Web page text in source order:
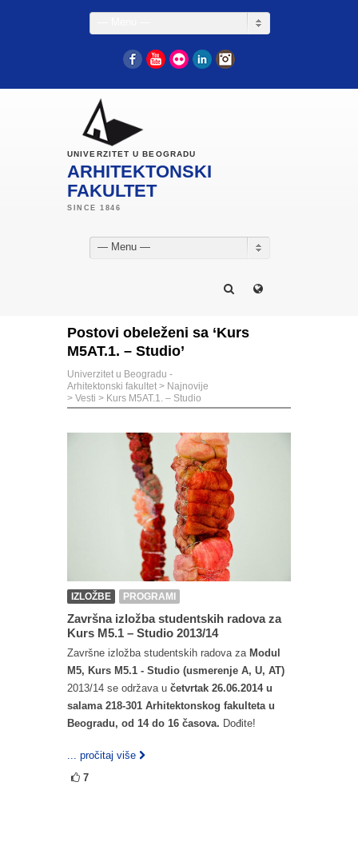
FacebookYouTube
Flickr LinkedIn
UNIVERZITET U BEOGRADU
ARHITEKTONSKI
FAKULTET
— Menu —
Postovi obeleženi sa ‘Kurs
M5AT.1. – Studio’
Univerzitet u Beogradu -
Arhitektonski fakultet > Najnovije
> Vesti > Kurs M5AT.1. – Studio
IZLOŽBE PROGRAMI
Završna izložba studentskih radova za
Kurs M5.1 – Studio 2013/14
Završne izložba studentskih radova za Modul
M5, Kurs M5.1 - Studio (usmerenje A, U, AT)
2013/14 se održava u četvrtak 26.06.2014 u
salama 218-301 Arhitektonskog fakulteta u
Beogradu, od 14 do 16 časova. Dođite!
... pročitaj više
7